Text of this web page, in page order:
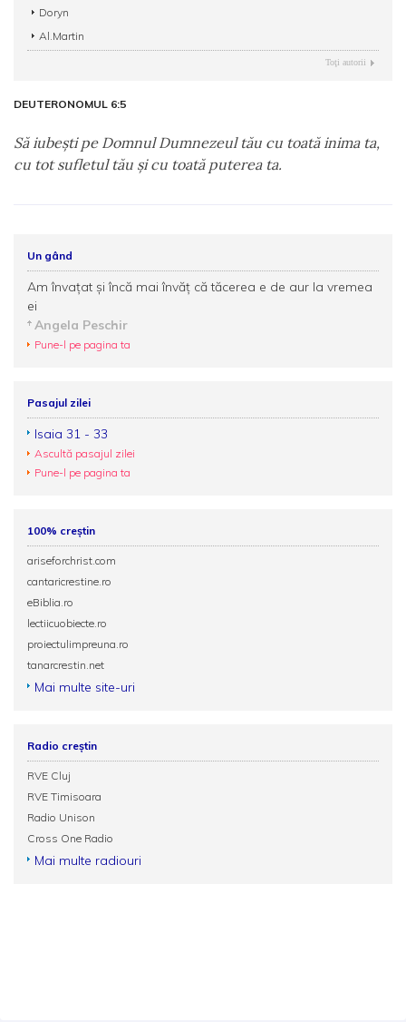
Doryn
Al.Martin
Toţi autorii
DEUTERONOMUL 6:5
Să iubeşti pe Domnul Dumnezeul tău cu toată inima ta,
cu tot sufletul tău şi cu toată puterea ta.
Un gând
Am învaţat şi încă mai învăţ că tăcerea e de aur la vremea
ei
Angela Peschir
Pune-l pe pagina ta
Pasajul zilei
Isaia 31 - 33
Ascultă pasajul zilei
Pune-l pe pagina ta
100% creștin
ariseforchrist.com
cantaricrestine.ro
eBiblia.ro
lectiicuobiecte.ro
proiectulimpreuna.ro
tanarcrestin.net
Mai multe site-uri
Radio creștin
RVE Cluj
RVE Timisoara
Radio Unison
Cross One Radio
Mai multe radiouri